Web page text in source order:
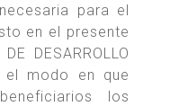
para el
en el presente
DESARROLLO
el modo en que
los